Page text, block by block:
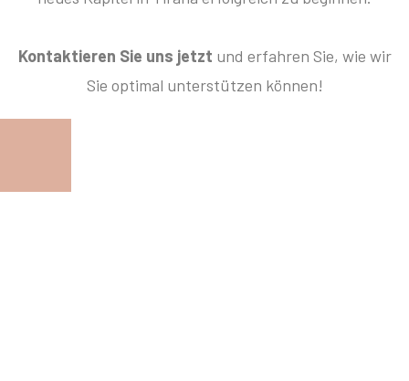
Kontaktieren Sie uns jetzt und erfahren Sie, wie wir
Sie optimal unterstützen können!